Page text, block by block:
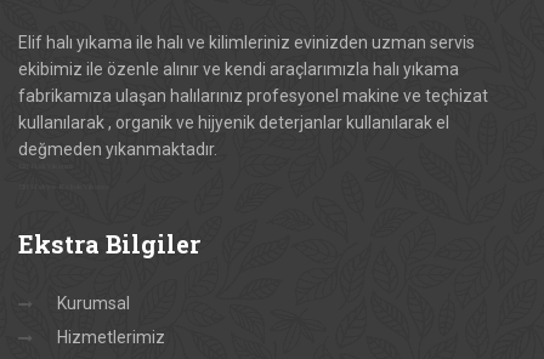
Elif halı yıkama ile halı ve kilimleriniz evinizden uzman servis
ekibimiz ile özenle alınır ve kendi araçlarımızla halı yıkama
fabrikamıza ulaşan halılarınız profesyonel makine ve teçhizat
kullanılarak , organik ve hijyenik deterjanlar kullanılarak el
değmeden yıkanmaktadır.
Ekstra Bilgiler
Kurumsal
Hizmetlerimiz